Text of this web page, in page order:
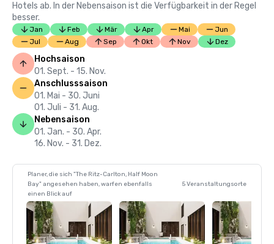
Hotels ab. In der Nebensaison ist die Verfügbarkeit in der Regel
besser.
Jan Feb Mär Apr Mai
Jun
Jul
Aug Sep Okt Nov Dez
Hochsaison
01. Sept. - 15. Nov.
Anschlusssaison
01. Mai - 30. Juni
01. Juli - 31. Aug.
Nebensaison
01. Jan. - 30. Apr.
16. Nov. - 31. Dez.
Planer, die sich "The Ritz-Carlton, Half Moon
Bay" angesehen haben, warfen ebenfalls
einen Blick auf
5 Veranstaltungsorte